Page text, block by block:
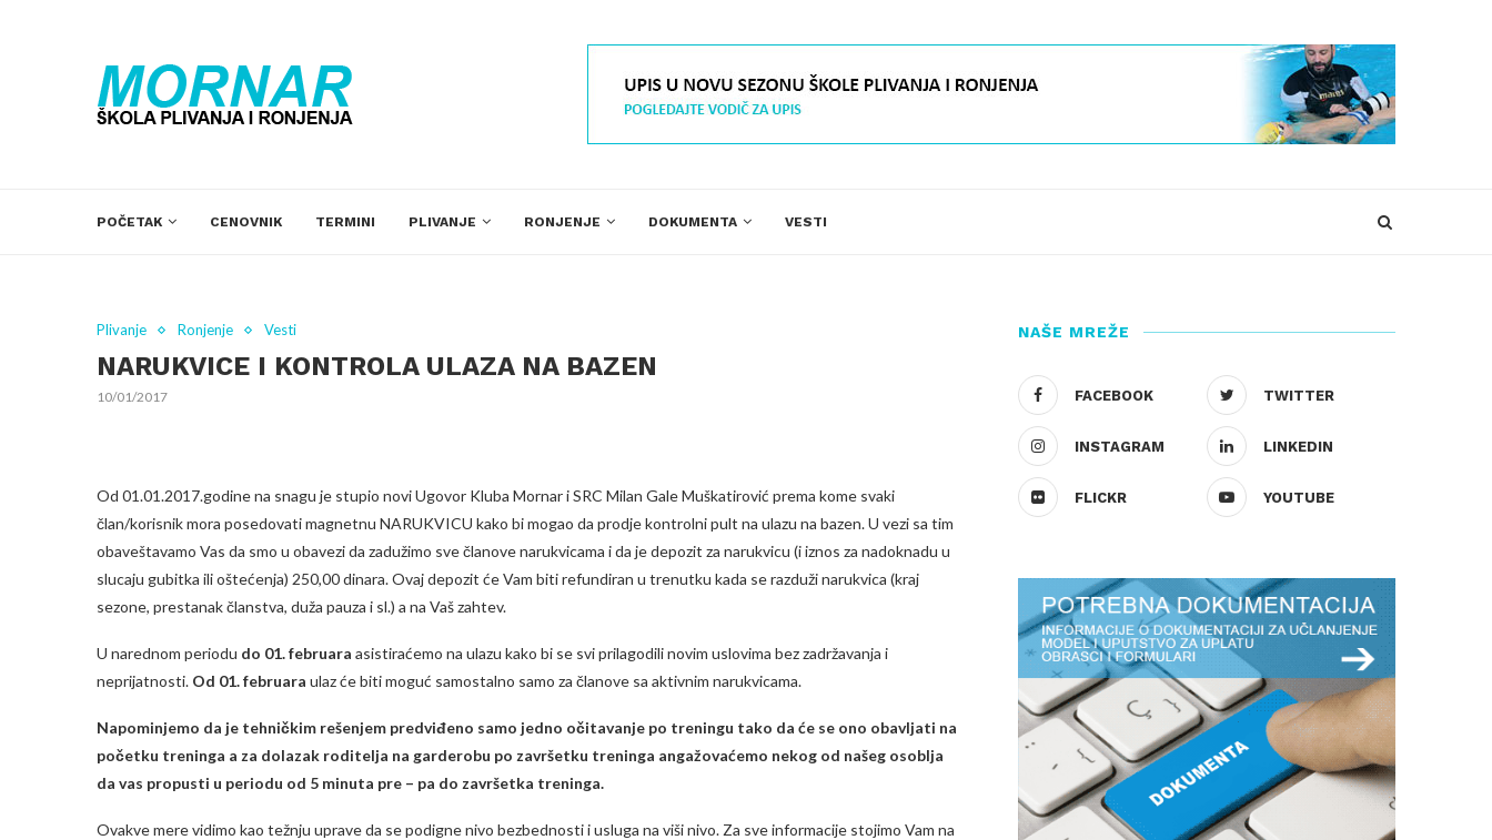
POČETAK CENOVNIK TERMINI PLIVANJE RONJENJE DOKUMENTA VESTI
Plivanje Ronjenje Vesti
NARUKVICE I KONTROLA ULAZA NA BAZEN
10/01/2017
Od 01.01.2017.godine na snagu je stupio novi Ugovor Kluba Mornar i SRC Milan Gale Muškatirović prema kome svaki
član/korisnik mora posedovati magnetnu NARUKVICU kako bi mogao da prodje kontrolni pult na ulazu na bazen. U vezi sa tim
obaveštavamo Vas da smo u obavezi da zadužimo sve članove narukvicama i da je depozit za narukvicu (i iznos za nadoknadu u
slucaju gubitka ili oštećenja) 250,00 dinara. Ovaj depozit će Vam biti refundiran u trenutku kada se razduži narukvica (kraj
sezone, prestanak članstva, duža pauza i sl.) a na Vaš zahtev.
U narednom periodu do 01. februara asistiraćemo na ulazu kako bi se svi prilagodili novim uslovima bez zadržavanja i
neprijatnosti. Od 01. februara ulaz će biti moguć samostalno samo za članove sa aktivnim narukvicama.
Napominjemo da je tehničkim rešenjem predviđeno samo jedno očitavanje po treningu tako da će se ono obavljati na
početku treninga a za dolazak roditelja na garderobu po završetku treninga angažovaćemo nekog od našeg osoblja
da vas propusti u periodu od 5 minuta pre – pa do završetka treninga.
Ovakve mere vidimo kao težnju uprave da se podigne nivo bezbednosti i usluga na viši nivo. Za sve informacije stojimo Vam na
NAŠE MREŽE
FACEBOOK TWITTER
INSTAGRAM LINKEDIN
FLICKR YOUTUBE